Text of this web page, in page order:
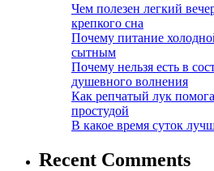
Чем полезен легкий
крепкого сна
Почему питание
сытным
Почему нельзя есть в
душевного волнения
Как репчатый лук
простудой
В какое время суток
Recent Comments